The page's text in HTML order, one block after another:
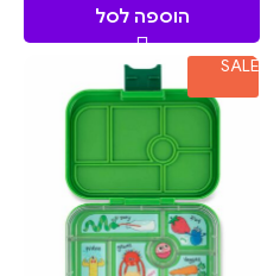
הוספה לסל
SALE